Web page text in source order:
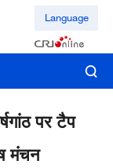
Language
पर टैप
मंचन